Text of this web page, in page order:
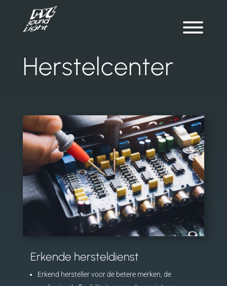
Herstelcenter
Erkende hersteldienst
Erkend hersteller voor de betere merken, de